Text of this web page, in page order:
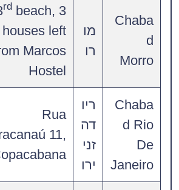
Chaba
d
Morro
מו
רו
rd beach, 3
houses left
Marcos
Hostel
Chaba
d Rio
De
Janeiro
ריו
דה
זני
ירו
Rua
11,